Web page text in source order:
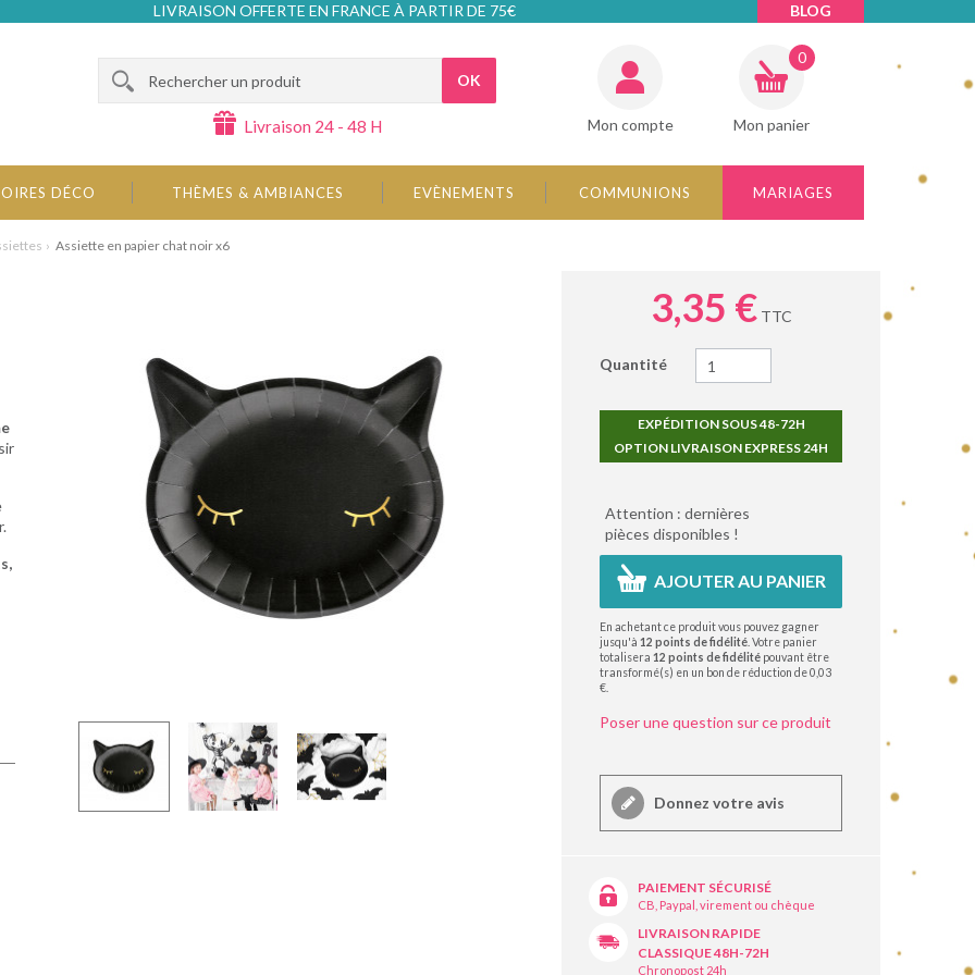
LIVRAISON OFFERTE EN FRANCE À PARTIR DE 75€ BLOG
OK
Livraison 24 - 48 H Mon compte Mon panier
0
DÉCO THÈMES & AMBIANCES EVÈNEMENTS COMMUNIONS MARIAGES
Assiette en papier chat noir x6
3,35 €TTC
Quantité
EXPÉDITION SOUS 48-72H
OPTION LIVRAISON EXPRESS 24H
Attention : dernières
pièces disponibles !
AJOUTER AU PANIER
En achetant ce produit vous pouvez gagner
jusqu'à12 points de fidélité . Votre panier
totalisera12 points de fidélité pouvant être
transformé(s) en un bon de réduction de0,03
€
Poser une question sur ce produit
Donnez votre avis
PAIEMENT SÉCURISÉ
CB, Paypal, virement ou chèque
LIVRAISON RAPIDE
CLASSIQUE 48H-72H
Chronopost 24h